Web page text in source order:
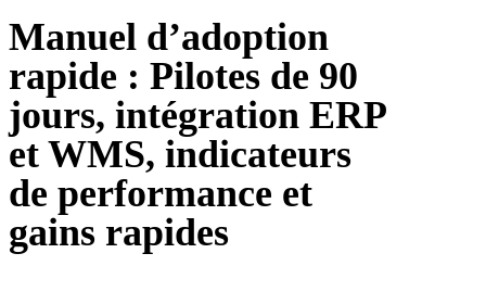
Manuel d’adoption
rapide : Pilotes de 90
jours, intégration ERP
et WMS, indicateurs
de performance et
gains rapides